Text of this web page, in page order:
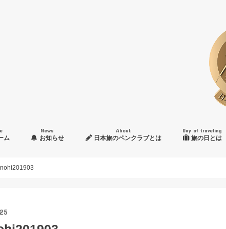
ム
News
お知らせ
About
日本旅のペンクラブとは
Day of traveling
旅の日とは